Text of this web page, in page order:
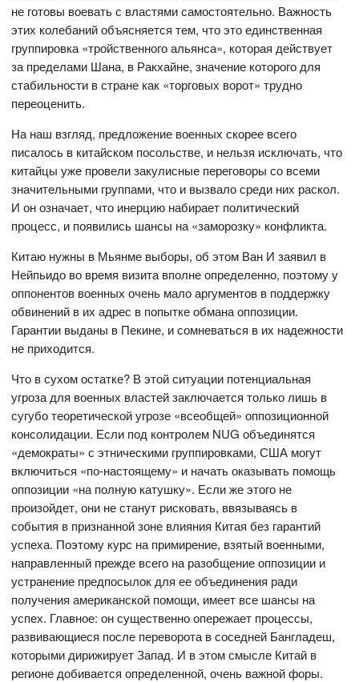
не готовы воевать с властями самостоятельно. Важность
этих колебаний объясняется тем, что это единственная
группировка «тройственного альянса», которая действует
за пределами Шана, в Ракхайне, значение которого для
стабильности в стране как «торговых ворот» трудно
переоценить.
На наш взгляд, предложение военных скорее всего
писалось в китайском посольстве, и нельзя исключать, что
китайцы уже провели закулисные переговоры со всеми
значительными группами, что и вызвало среди них раскол.
И он означает, что инерцию набирает политический
процесс, и появились шансы на «заморозку» конфликта.
Китаю нужны в Мьянме выборы, об этом Ван И заявил в
Нейпьидо во время визита вполне определенно, поэтому у
оппонентов военных очень мало аргументов в поддержку
обвинений в их адрес в попытке обмана оппозиции.
Гарантии выданы в Пекине, и сомневаться в их надежности
не приходится.
Что в сухом остатке? В этой ситуации потенциальная
угроза для военных властей заключается только лишь в
сугубо теоретической угрозе «всеобщей» оппозиционной
консолидации. Если под контролем NUG объединятся
«демократы» с этническими группировками, США могут
включиться «по-настоящему» и начать оказывать помощь
оппозиции «на полную катушку». Если же этого не
произойдет, они не станут рисковать, ввязываясь в
события в признанной зоне влияния Китая без гарантий
успеха. Поэтому курс на примирение, взятый военными,
направленный прежде всего на разобщение оппозиции и
устранение предпосылок для ее объединения ради
получения американской помощи, имеет все шансы на
успех. Главное: он существенно опережает процессы,
развивающиеся после переворота в соседней Бангладеш,
которыми дирижирует Запад. И в этом смысле Китай в
регионе добивается определенной, очень важной форы.